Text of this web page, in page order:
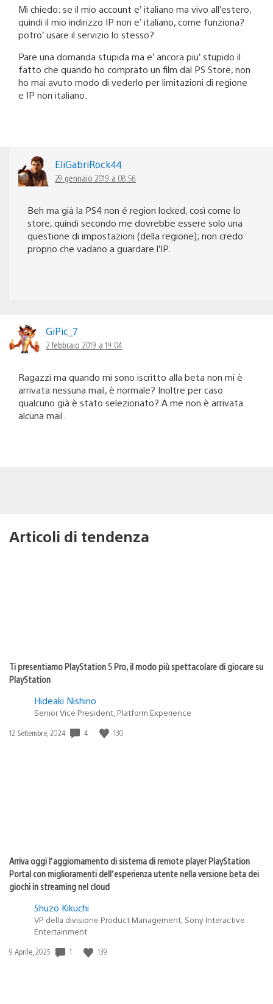
Mi chiedo: se il mio account e’ italiano ma vivo all’estero,
quindi il mio indirizzo IP non e’ italiano, come funziona?
potro’ usare il servizio lo stesso?
Pare una domanda stupida ma e’ ancora piu’ stupido il
fatto che quando ho comprato un film dal PS Store, non
ho mai avuto modo di vederlo per limitazioni di regione
e IP non italiano.
EliGabriRock44
29 gennaio 2019 a 08:56
Beh ma già la PS4 non é region locked, così come lo
store, quindi secondo me dovrebbe essere solo una
questione di impostazioni (della regione); non credo
proprio che vadano a guardare l’IP.
GiPic_7
2 febbraio 2019 a 19:04
Ragazzi ma quando mi sono iscritto alla beta non mi è
arrivata nessuna mail, è normale? Inoltre per caso
qualcuno già è stato selezionato? A me non è arrivata
alcuna mail.
Articoli di tendenza
Ti presentiamo PlayStation 5 Pro, il modo più spettacolare di giocare su
PlayStation
Hideaki Nishino
Senior Vice President, Platform Experience
Data
12 Settembre, 2024 4 130
Arriva oggi l’aggiornamento di sistema di remote player PlayStation
Portal con miglioramenti dell’esperienza utente nella versione beta dei
giochi in streaming nel cloud
Shuzo Kikuchi
VP della divisione Product Management, Sony Interactive
Entertainment
Data
9 Aprile, 2025 1 139